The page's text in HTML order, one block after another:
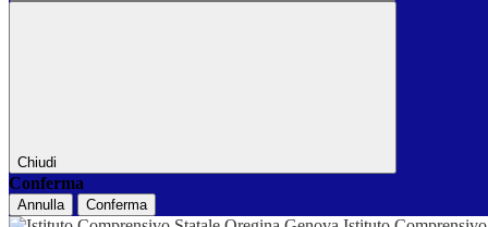
Chiudi
Conferma
Annulla Conferma